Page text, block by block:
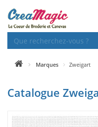
Marques Zweigart
Catalogue